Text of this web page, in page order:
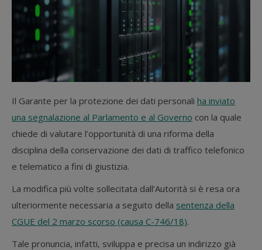
Il Garante per la protezione dei dati personali ha inviato
una segnalazione al Parlamento e al Governo con la quale
chiede di valutare l’opportunità di una riforma della
disciplina della conservazione dei dati di traffico telefonico
e telematico a fini di giustizia.
La modifica più volte sollecitata dall’Autorità si è resa ora
ulteriormente necessaria a seguito della sentenza della
CGUE del 2 marzo scorso (causa C-746/18).
Tale pronuncia, infatti, sviluppa e precisa un indirizzo già